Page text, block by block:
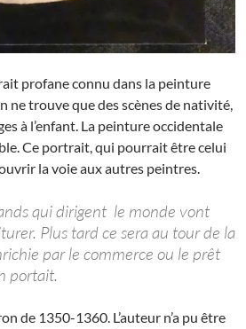
profane connu dans la peinture
ne trouve que des scènes de nativité,
à l’enfant. La peinture occidentale
Ce portrait, qui pourrait être celui
la voie aux autres peintres.
qui dirigent le monde vont
Plus tard ce sera au tour de la
par le commerce ou le prêt
portait.
de 1350-1360. L’auteur n’a pu être